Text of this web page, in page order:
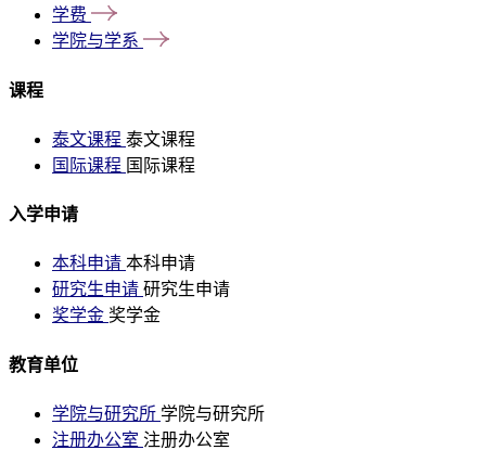
学费
学院与学系
课程
泰文课程 泰文课程
国际课程 国际课程
入学申请
本科申请 本科申请
研究生申请 研究生申请
奖学金 奖学金
教育单位
学院与研究所 学院与研究所
注册办公室 注册办公室